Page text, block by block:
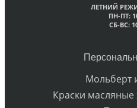
ЛЕТНИЙ
ПН-ПТ:
СБ-ВС:
Мольберт
Краски